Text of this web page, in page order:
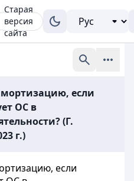
Старая
версия
сайта
если
ОС в
(Г.
г.)
если